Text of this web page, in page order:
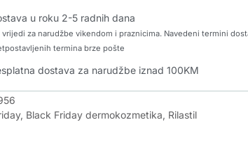
u roku 2-5 radnih dana
vrijedi za narudžbe vikendom i praznicima. Navedeni termini
termina brze pošte
dostava za narudžbe iznad 100KM
, Black Friday dermokozmetika, Rilastil